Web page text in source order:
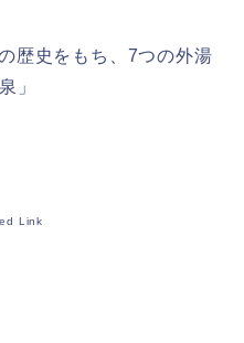
歴史をもち、7つの外湯
」
Link